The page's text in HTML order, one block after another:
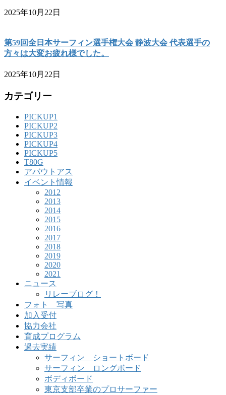
2025年10月22日
第59回全日本サーフィン選手権大会 静波大会 代表選手の
方々は大変お疲れ様でした。
2025年10月22日
カテゴリー
PICKUP1
PICKUP2
PICKUP3
PICKUP4
PICKUP5
T80G
アバウトアス
イベント情報
2012
2013
2014
2015
2016
2017
2018
2019
2020
2021
ニュース
リレーブログ！
フォト 写真
加入受付
協力会社
育成プログラム
過去実績
サーフィン ショートボード
サーフィン ロングボード
ボディボード
東京支部卒業のプロサーファー